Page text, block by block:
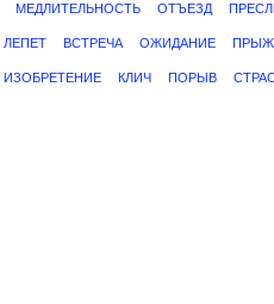
МЕДЛИТЕЛЬНОСТЬ ОТЪЕЗД
ЛЕПЕТ ВСТРЕЧА ОЖИДАНИЕ
ИЗОБРЕТЕНИЕ КЛИЧ ПОРЫВ